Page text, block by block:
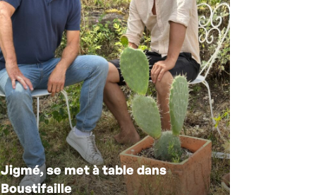
Jigmé, se met à table dans
Boustifaille